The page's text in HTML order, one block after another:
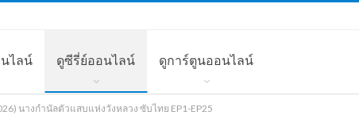
ไลน์ ดูซีรี่ย์ออนไลน์ ดูการ์ตูนออนไลน์
นางกำนัลตัวแสบแห่งวังหลวง ซับไทย EP1-EP25